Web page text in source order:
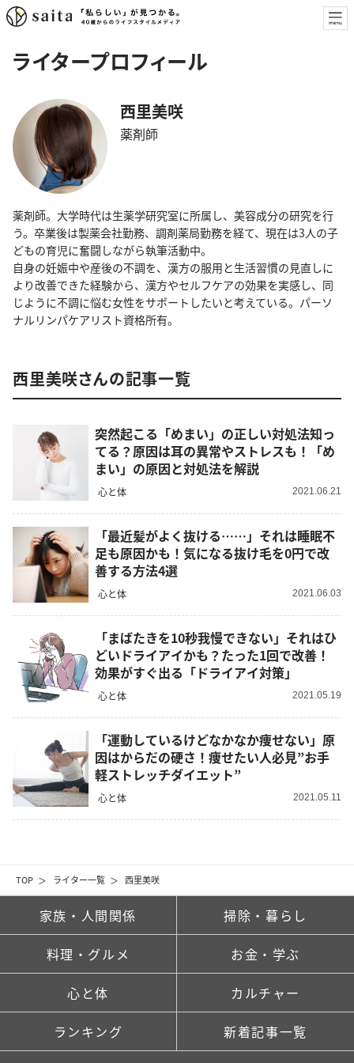
TOP ライター一覧 西里美咲
ライタープロフィール
西里美咲
薬剤師
薬剤師。大学時代は生薬学研究室に所属し、美容成分の研究を行
う。卒業後は製薬会社勤務、調剤薬局勤務を経て、現在は3人の子
どもの育児に奮闘しながら執筆活動中。
自身の妊娠中や産後の不調を、漢方の服用と生活習慣の見直しに
より改善できた経験から、漢方やセルフケアの効果を実感し、同
じように不調に悩む女性をサポートしたいと考えている。パーソ
ナルリンパケアリスト資格所有。
西里美咲さんの記事一覧
突然起こる「めまい」の正しい対処法知っ
てる？原因は耳の異常やストレスも！「め
まい」の原因と対処法を解説
心と体 2021.06.21
「最近髪がよく抜ける……」それは睡眠不
足も原因かも！気になる抜け毛を0円で改
善する方法4選
心と体 2021.06.03
「まばたきを10秒我慢できない」それはひ
どいドライアイかも？たった1回で改善！
効果がすぐ出る「ドライアイ対策」
心と体 2021.05.19
「運動しているけどなかなか痩せない」原
因はからだの硬さ！痩せたい人必見”お手
軽ストレッチダイエット”
心と体 2021.05.11
家族・人間関係 掃除・暮らし
料理・グルメ お金・学ぶ
心と体 カルチャー
ランキング 新着記事一覧